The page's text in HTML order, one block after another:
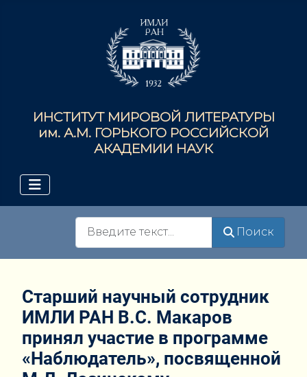
ИНСТИТУТ МИРОВОЙ ЛИТЕРАТУРЫ
им. А.М. ГОРЬКОГО РОССИЙСКОЙ
АКАДЕМИИ НАУК
Поиск
Старший научный сотрудник
ИМЛИ РАН В.С. Макаров
принял участие в программе
«Наблюдатель», посвященной